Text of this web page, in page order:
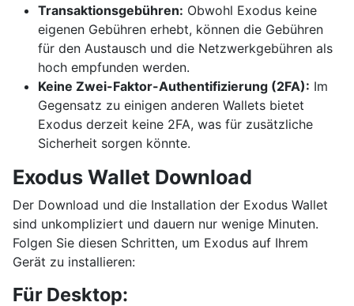
Transaktionsgebühren: Obwohl Exodus keine
eigenen Gebühren erhebt, können die Gebühren
für den Austausch und die Netzwerkgebühren als
hoch empfunden werden.
Keine Zwei-Faktor-Authentifizierung (2FA): Im
Gegensatz zu einigen anderen Wallets bietet
Exodus derzeit keine 2FA, was für zusätzliche
Sicherheit sorgen könnte.
Exodus Wallet Download
Der Download und die Installation der Exodus Wallet
sind unkompliziert und dauern nur wenige Minuten.
Folgen Sie diesen Schritten, um Exodus auf Ihrem
Gerät zu installieren:
Für Desktop: